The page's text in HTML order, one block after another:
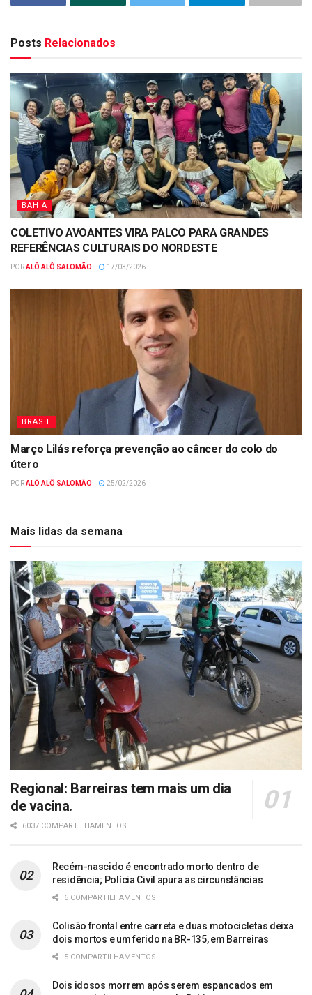
Posts Relacionados
BAHIA
COLETIVO AVOANTES VIRA PALCO PARA GRANDES
REFERÊNCIAS CULTURAIS DO NORDESTE
PORALÔ ALÔ SALOMÃO 17/03/2026
BRASIL
Março Lilás reforça prevenção ao câncer do colo do
útero
PORALÔ ALÔ SALOMÃO 25/02/2026
Mais lidas da semana
Regional: Barreiras tem mais um dia
de vacina.
6037 COMPARTILHAMENTOS
Recém-nascido é encontrado morto dentro de
residência; Polícia Civil apura as circunstâncias
6 COMPARTILHAMENTOS
Colisão frontal entre carreta e duas motocicletas deixa
dois mortos e um ferido na BR-135, em Barreiras
5 COMPARTILHAMENTOS
Dois idosos morrem após serem espancados em